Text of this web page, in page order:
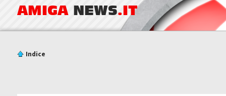
AMIGA NEWS.IT
Indice